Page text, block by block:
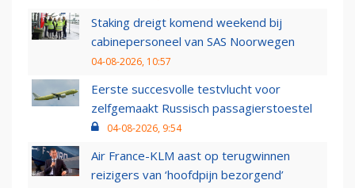
Staking dreigt komend weekend bij
cabinepersoneel van SAS Noorwegen
04-08-2026, 10:57
Eerste succesvolle testvlucht voor
zelfgemaakt Russisch passagierstoestel
04-08-2026, 9:54
Air France-KLM aast op terugwinnen
reizigers van ‘hoofdpijn bezorgend’